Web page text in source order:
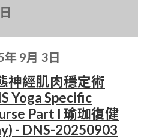
9月 3日
神經肌肉穩定術
Yoga Specific
Part I 瑜珈復健
- DNS-20250903